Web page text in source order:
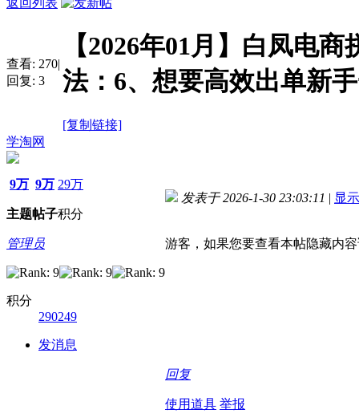
查看: 270|
回复: 3
【2026年01月】白凤电
法：6、想要高效出单新
[复制链接]
学淘网
9万
主题
9万
帖子
29万
积分
管理员
积分
290249
发消息
发表于 2026-1-30 23:03:11 | 显
游客，如果您要查看本帖隐藏内
回复
使用道具 举报